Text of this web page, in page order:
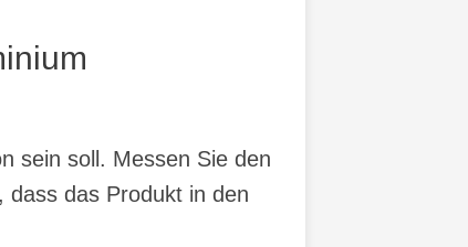
sein soll. Messen Sie den
das Produkt in den